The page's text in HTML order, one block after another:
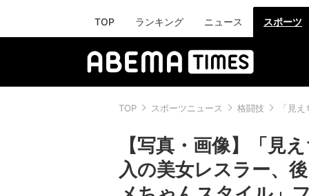
TOP ランキング ニュース スポーツ
TOP スポーツニュース 格闘技 「見
【写真・画像】「見
入の美女レスラー、